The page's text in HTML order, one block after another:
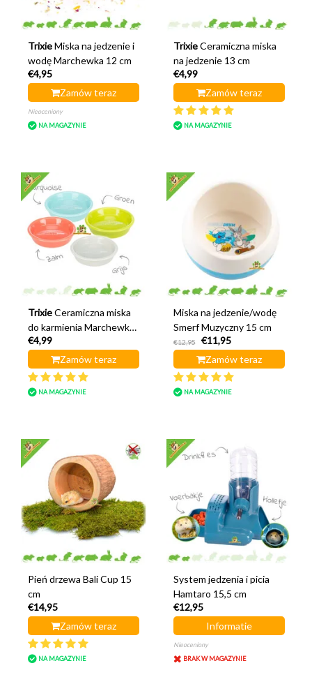
Trixie Miska na jedzenie i
wodę Marchewka 12 cm
€4,95
Zamów teraz
Nieoceniony
NA MAGAZYNIE
Trixie Ceramiczna miska
na jedzenie 13 cm
€4,99
Zamów teraz
NA MAGAZYNIE
Trixie Ceramiczna miska
do karmienia Marchewka
14 cm
€4,99
Zamów teraz
NA MAGAZYNIE
Miska na jedzenie/wodę
Smerf Muzyczny 15 cm
€12,95
€11,95
Zamów teraz
NA MAGAZYNIE
Pień drzewa Bali Cup 15
cm
€14,95
Zamów teraz
NA MAGAZYNIE
System jedzenia i picia
Hamtaro 15,5 cm
€12,95
Informatie
Nieoceniony
BRAK W MAGAZYNIE